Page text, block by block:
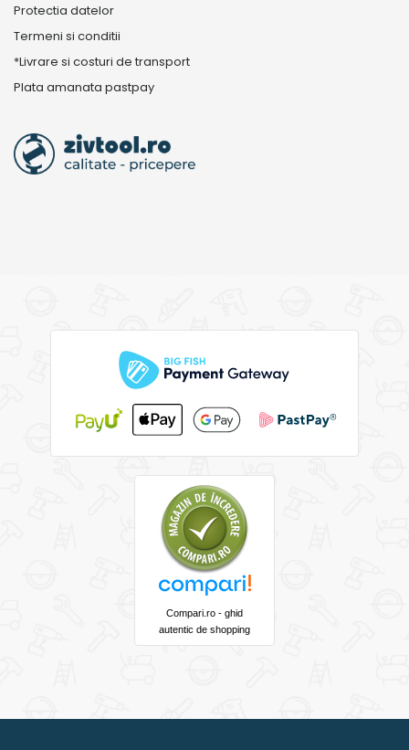
Protectia datelor
Termeni si conditii
*Livrare si costuri de transport
Plata amanata pastpay
Compari.ro - ghid
autentic de shopping